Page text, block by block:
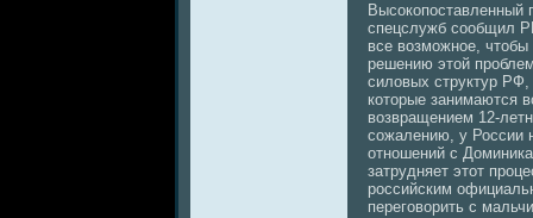
Высокопоставленный
спецслужб сообщил
все возможное, чтобы
решению этой
силовых структур
которые занимаются
возвращением 12-
сожалению, у России
отношений с
затрудняет этот
российским
переговорить с